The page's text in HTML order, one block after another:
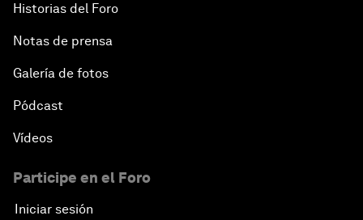
Historias del Foro
Notas de prensa
Galería de fotos
Pódcast
Vídeos
Participe en el Foro
Iniciar sesión